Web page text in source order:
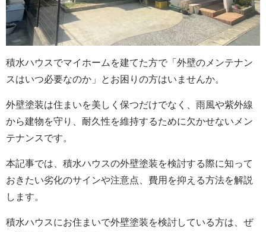
積水ハウスでマイホームを建てた方で「外壁のメンテナン
スはいつ必要なのか」とお困りの方はいませんか。
外壁塗装は住まいを美しく保つだけでなく、雨風や紫外線
から建物を守り、耐久性を維持するために欠かせないメン
テナンスです。
本記事では、積水ハウスの外壁塗装を検討する際に知って
おきたい劣化のサインや注意点、費用を抑える方法を解説
します。
積水ハウスにお住まいで外壁塗装を検討している方は、ぜ